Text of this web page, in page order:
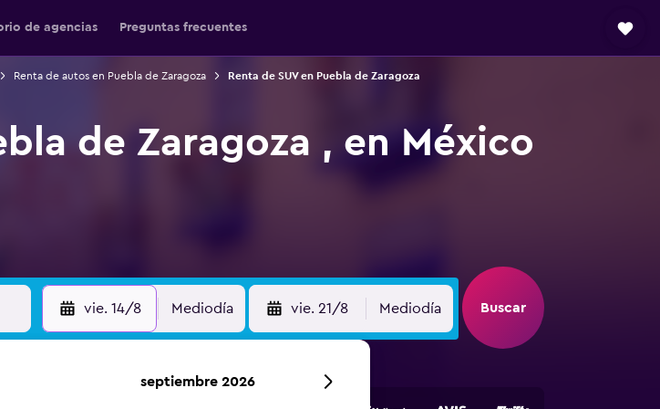
de agencias Preguntas frecuentes
Renta de autos en Puebla de Zaragoza Renta de SUV en Puebla de Zaragoza
de Zaragoza , en México
vie. 14/8 Mediodía vie. 21/8 Mediodía Buscar
septiembre 2026